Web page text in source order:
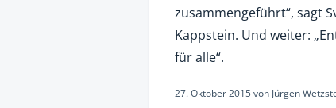
zusammengeführt“, sagt
Kappstein. Und weiter:
für alle“.
27. Oktober 2015von Jürgen